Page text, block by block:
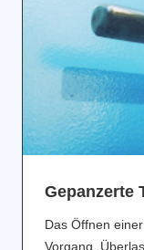
Gepanzerte
Das Öffnen
Vorgang.